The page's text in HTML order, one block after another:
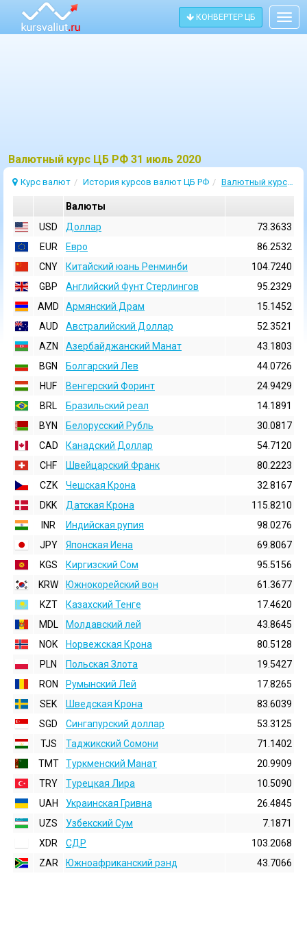
КОНВЕРТЕР ЦБ
Bалютный курс ЦБ РФ 31 июль 2020
Курс валют История курсов валют ЦБ РФ Валютный курс 31 Июль 2020
Валюты
USD
Доллар
73.3633
EUR
Евро
86.2532
CNY
Китайский юань Ренминби
104.7240
GBP
Английский Фунт Стерлингов
95.2329
AMD
Армянский Драм
15.1452
AUD
Австралийский Доллар
52.3521
AZN
Азербайджанский Манат
43.1803
BGN
Болгарский Лев
44.0726
HUF
Венгерский Форинт
24.9429
BRL
Бразильский реал
14.1891
BYN
Белорусский Рубль
30.0817
CAD
Канадский Доллар
54.7120
CHF
Швейцарский Франк
80.2223
CZK
Чешская Крона
32.8167
DKK
Датская Крона
115.8210
INR
Индийская pупия
98.0276
JPY
Японская Иена
69.8067
KGS
Киргизский Сом
95.5156
KRW
Южнокорейский вон
61.3677
KZT
Казахский Тенге
17.4620
MDL
Молдавский лей
43.8645
NOK
Норвежская Крона
80.5128
PLN
Польская Злота
19.5427
RON
Румынский Лей
17.8265
SEK
Шведская Крона
83.6039
SGD
Сингапурский доллар
53.3125
TJS
Таджикский Сомони
71.1402
TMT
Туркменский Манат
20.9909
TRY
Турецкая Лира
10.5090
UAH
Украинская Гривна
26.4845
UZS
Узбекский Сум
7.1871
XDR
СДР
103.2068
ZAR
Южноафриканский рэнд 43.7066